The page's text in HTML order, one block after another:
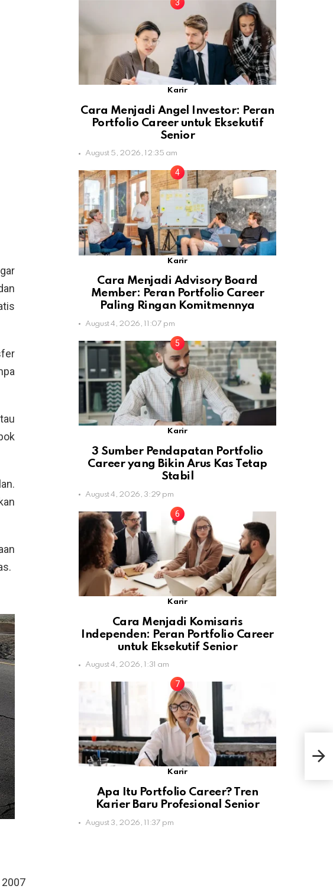
Karir
Cara Menjadi Angel Investor: Peran
Portfolio Career untuk Eksekutif
Senior
August 5, 2026, 12:35 am
Karir
Cara Menjadi Advisory Board
Member: Peran Portfolio Career
Paling Ringan Komitmennya
August 4, 2026, 11:07 pm
Karir
3 Sumber Pendapatan Portfolio
Career yang Bikin Arus Kas Tetap
Stabil
August 4, 2026, 3:29 pm
Karir
Cara Menjadi Komisaris
Independen: Peran Portfolio Career
untuk Eksekutif Senior
August 4, 2026, 1:31 am
Karir
Apa Itu Portfolio Career? Tren
Karier Baru Profesional Senior
August 3, 2026, 11:37 pm